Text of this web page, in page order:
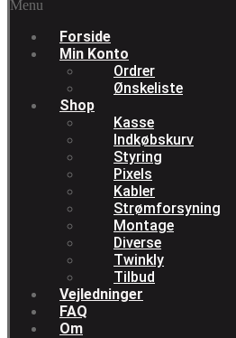
Menu
Forside
Min Konto
Ordrer
Ønskeliste
Shop
Kasse
Indkøbskurv
Styring
Pixels
Kabler
Strømforsyning
Montage
Diverse
Twinkly
Tilbud
Vejledninger
FAQ
Om